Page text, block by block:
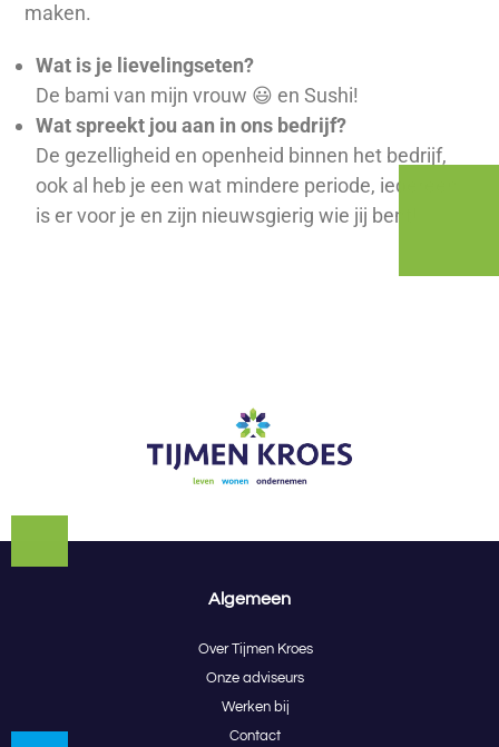
maken.
Wat is je lievelingseten?
De bami van mijn vrouw 😃 en Sushi!
Wat spreekt jou aan in ons bedrijf?
De gezelligheid en openheid binnen het bedrijf,
ook al heb je een wat mindere periode, iedereen
is er voor je en zijn nieuwsgierig wie jij bent!
Algemeen
Over Tijmen Kroes
Onze adviseurs
Werken bij
Contact